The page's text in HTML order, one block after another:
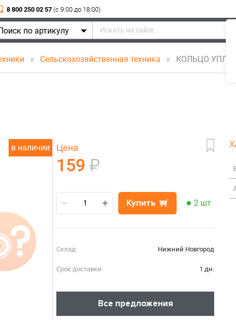
8 800 250 02 57 (c 9:00 до 18:00)
по артикулу
Сельскохозяйственная техника КОЛЬЦО
в наличии Цена
159 ₽
Купить 2 шт
Склад: Нижний Новгород
Срок доставки: 1 дн.
Все предложения